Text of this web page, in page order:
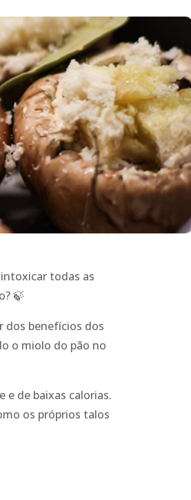
todas as
🍃
dos benefícios dos
o miolo do pão no
e de baixas calorias.
os próprios talos